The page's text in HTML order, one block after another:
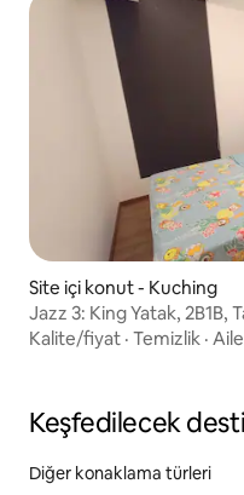
Site içi konut - Kuching
Jazz 3: King Yatak, 2B1B,
Kalite/fiyat · Temizlik · Aile
Keşfedilecek
Diğer konaklama türleri